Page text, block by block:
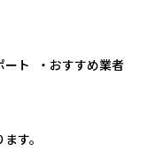
ート ・おすすめ業者
す。